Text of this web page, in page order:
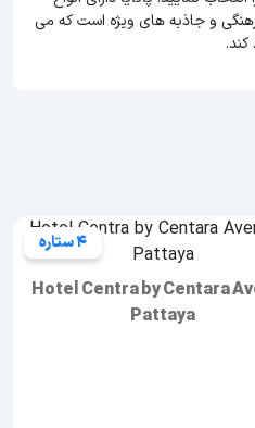
و جاذبه های ویژه است که می
4 ستاره
Hotel Centra by Centara
Pattaya